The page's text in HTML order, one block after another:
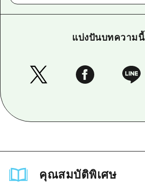
แบ่งปันบทความนี้
คุณสมบัติพิเศษ